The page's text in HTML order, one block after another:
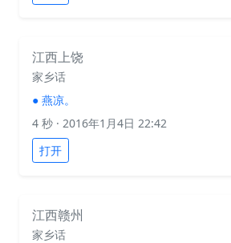
江西上饶
家乡话
● 燕凉。
4 秒 · 2016年1月4日 22:42
打开
江西赣州
家乡话